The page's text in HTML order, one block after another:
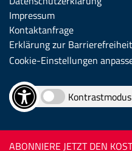
Impressum
Kontaktanfrage
Erklärung zur Barrierefreiheit
Cookie-Einstellungen
ABONNIERE JETZT DEN